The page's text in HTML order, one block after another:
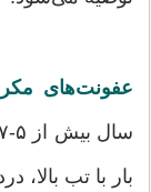
عفونت‌های
بار با تب